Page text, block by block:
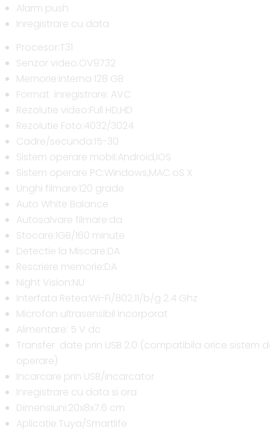
Alarm push
Inregistrare cu data
Procesor:T31
Senzor video:OV9732
Memorie:interna 128 GB
Format inregistrare: AVC
Rezolutie video:Full HD,HD
Rezolutie Foto:4032/3024
Cadre/secunda:15-30
Sistem operare mobil:Android,IOS
Sistem operare PC:Windows,MAC oS X
Unghi filmare:120 grade
Auto White Balance
Autosalvare filmare:da
Stocare:1GB/160 minute
Detectie la Miscare:DA
Rescriere memorie:DA
Night Vision:NU
Interfata Retea:Wi-Fi/802.11/b/g 2.4 Ghz
Microfon ultrasensibil incorporat
Alimentare: 5 V dc
Transfer date prin USB 2.0 (compatibila orice sistem
operare)
Incarcare prin USB/incarcator
Inregistrare cu data si ora
Dimensiuni:20x8x7.6 cm
Aplicatie:Tuya/Smartlife